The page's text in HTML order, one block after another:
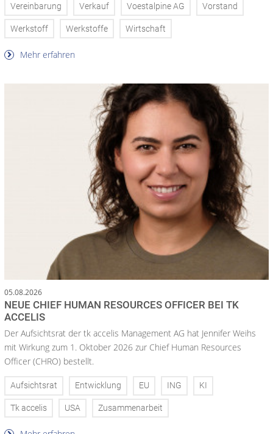
Vereinbarung Verkauf Voestalpine AG Vorstand
Werkstoff Werkstoffe Wirtschaft
Mehr erfahren
05.08.2026
NEUE CHIEF HUMAN RESOURCES OFFICER BEI TK
ACCELIS
Der Aufsichtsrat der tk accelis Management AG hat Jennifer Weihs
mit Wirkung zum 1. Oktober 2026 zur Chief Human Resources
Officer (CHRO) bestellt.
Aufsichtsrat Entwicklung EU ING KI
Tk accelis USA Zusammenarbeit